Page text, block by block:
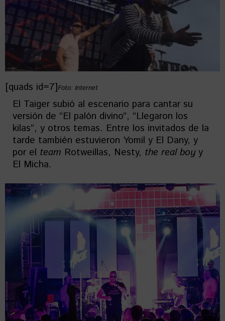
[quads id=7]Foto: Internet
El Taiger subió al escenario para cantar su
versión de “El palón divino”, “Llegaron los
kilas”, y otros temas. Entre los invitados de la
tarde también estuvieron Yomil y El Dany, y
por el team Rotweillas, Nesty, the real boyy
El Micha.